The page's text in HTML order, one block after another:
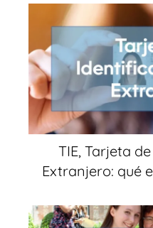
TIE, Tarjeta
Extranjero: qué